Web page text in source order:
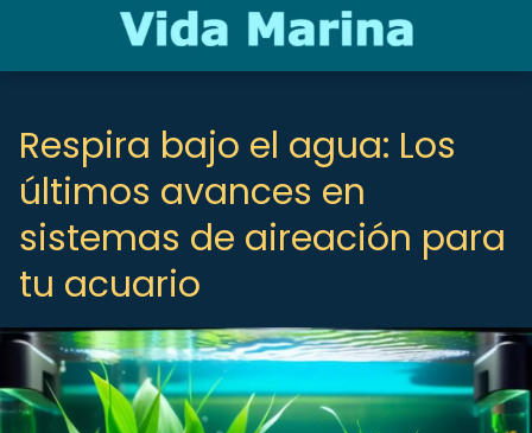
Respira bajo el agua: Los
últimos avances en
sistemas de aireación para
tu acuario